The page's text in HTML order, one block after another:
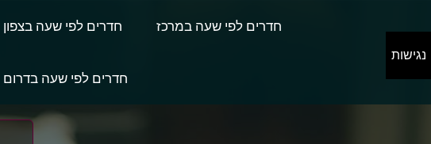
חדרים לפי שעה בצפון חדרים לפי שעה במרכז
חדרים לפי שעה בדרום
נגישות